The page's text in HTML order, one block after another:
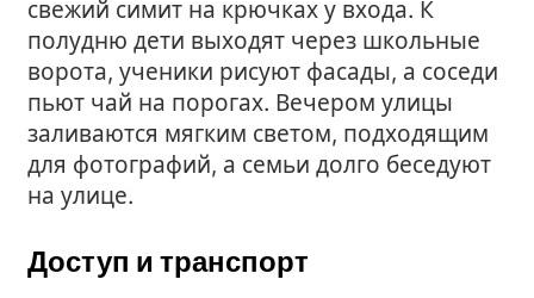
свежий симит на крючках у входа. К
полудню дети выходят через школьные
ворота, ученики рисуют фасады, а соседи
пьют чай на порогах. Вечером улицы
заливаются мягким светом, подходящим
для фотографий, а семьи долго беседуют
на улице.
Доступ и транспорт